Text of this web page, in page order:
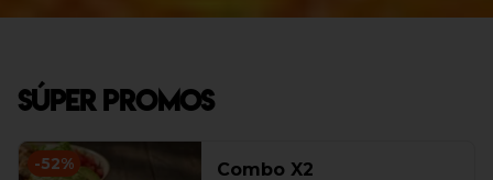
Súper Promos
-52% Combo X2